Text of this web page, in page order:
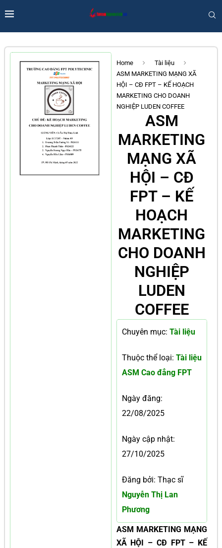
Home
Tài liệu
ASM MARKETING MẠNG XÃ
HỘI – CĐ FPT – KẾ HOẠCH
MARKETING CHO DOANH
NGHIỆP LUDEN COFFEE
ASM
MARKETING
MẠNG XÃ
HỘI – CĐ
FPT – KẾ
HOẠCH
MARKETING
CHO DOANH
NGHIỆP
LUDEN
COFFEE
Chuyên mục: Tài liệu
Thuộc thể loại: Tài liệu
ASM Cao đẳng FPT
Ngày đăng:
22/08/2025
Ngày cập nhật:
27/10/2025
Đăng bởi: Thạc sĩ
Nguyễn Thị Lan
Phương
ASM MARKETING MẠNG
XÃ HỘI – CĐ FPT – KẾ